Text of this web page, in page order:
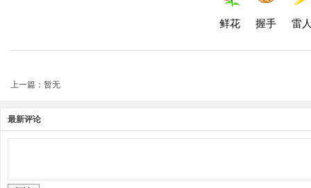
鲜花 握手 雷
上一篇：暂无
最新评论